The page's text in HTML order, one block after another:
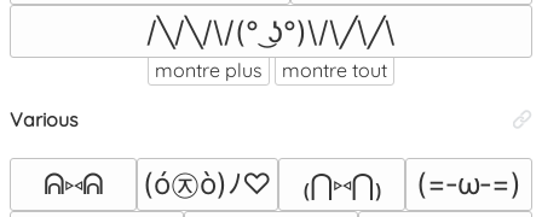
/╲/╲/\/(° ͜ʖ°)\/\╱\╱\
montre plus montre tout
Various
ᕱ⑅ᕱ (ó㉨ò)ﾉ♡ ₍⋂⑅⋂₎
(=‐ω‐=)